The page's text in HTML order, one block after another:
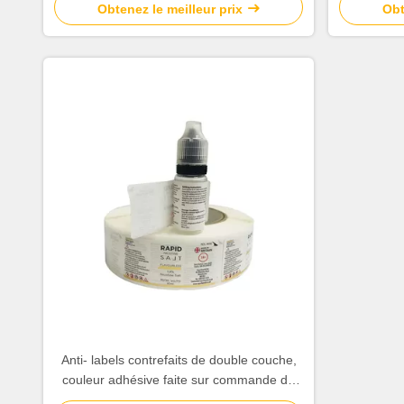
Obtenez le meilleur prix
Anti- labels contrefaits de double couche,
couleur adhésive faite sur commande de
blanc d'autocollants